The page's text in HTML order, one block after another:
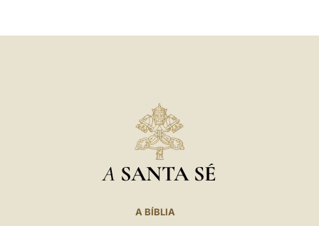
A SANTA SÉ
A BÍBLIA